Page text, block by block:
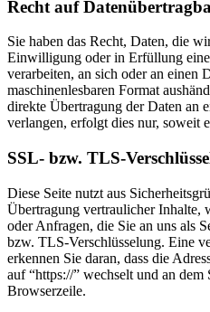
Recht auf
Sie haben das Recht, Daten, die
Einwilligung oder in Erfüllung
verarbeiten, an sich oder an einen
maschinenlesbaren Format
direkte Übertragung der Daten an
verlangen, erfolgt dies nur, soweit
SSL- bzw. TLS-
Diese Seite nutzt aus
Übertragung vertraulicher Inhalte,
oder Anfragen, die Sie an uns als
bzw. TLS-Verschlüsselung. Eine
erkennen Sie daran, dass die
auf “https://” wechselt und an
Browserzeile.